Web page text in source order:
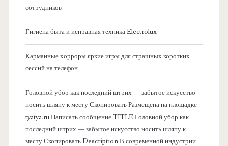
сотрудников
Гигиена быта и исправная техника Electrolux
Карманные хорроры яркие игры для страшных коротких
сессий на телефон
Головной убор как последний штрих — забытое искусство
носить шляпу к месту Скопировать Размещена на площадке
tyatya.ru Написать сообщение TITLE Головной убор как
последний штрих — забытое искусство носить шляпу к
месту Скопировать Description В современной индустрии